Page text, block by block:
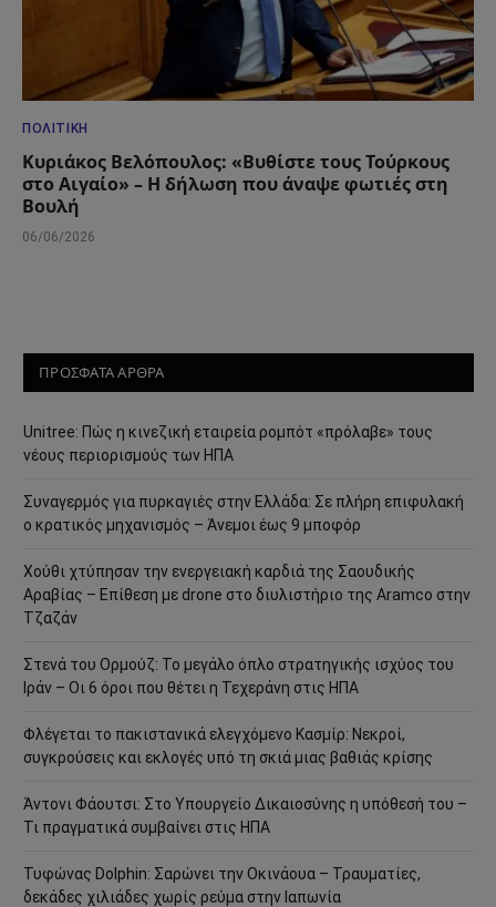
ΠΟΛΙΤΙΚΉ
Κυριάκος Βελόπουλος: «Βυθίστε τους Τούρκους
στο Αιγαίο» – Η δήλωση που άναψε φωτιές στη
Βουλή
06/06/2026
ΠΡΟΣΦΑΤΑ ΑΡΘΡΑ
Unitree: Πώς η κινεζική εταιρεία ρομπότ «πρόλαβε» τους
νέους περιορισμούς των ΗΠΑ
Συναγερμός για πυρκαγιές στην Ελλάδα: Σε πλήρη επιφυλακή
ο κρατικός μηχανισμός – Άνεμοι έως 9 μποφόρ
Χούθι χτύπησαν την ενεργειακή καρδιά της Σαουδικής
Αραβίας – Επίθεση με drone στο διυλιστήριο της Aramco στην
Τζαζάν
Στενά του Ορμούζ: Το μεγάλο όπλο στρατηγικής ισχύος του
Ιράν – Οι 6 όροι που θέτει η Τεχεράνη στις ΗΠΑ
Φλέγεται το πακιστανικά ελεγχόμενο Κασμίρ: Νεκροί,
συγκρούσεις και εκλογές υπό τη σκιά μιας βαθιάς κρίσης
Άντονι Φάουτσι: Στο Υπουργείο Δικαιοσύνης η υπόθεσή του –
Τι πραγματικά συμβαίνει στις ΗΠΑ
Τυφώνας Dolphin: Σαρώνει την Οκινάουα – Τραυματίες,
δεκάδες χιλιάδες χωρίς ρεύμα στην Ιαπωνία